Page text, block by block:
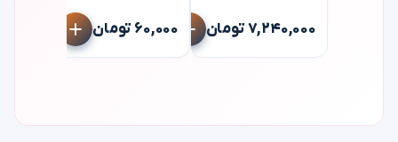
۷,۲۴۰,۰۰۰ تومان ۶۰,۰۰۰ تومان